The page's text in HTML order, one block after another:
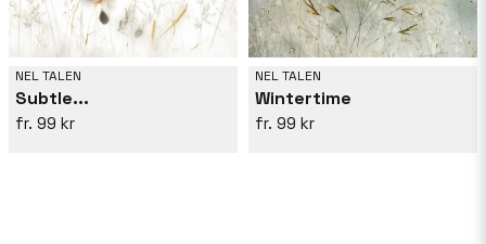
NEL TALEN
Subtle...
99 kr
NEL TALEN
Wintertime
99 kr